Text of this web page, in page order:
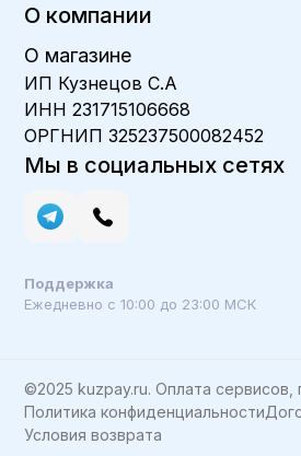
О компании
О магазине
ИП Кузнецов С.А
ИНН 231715106668
ОРГНИП 325237500082452
Мы в социальных сетях
Поддержка
Ежедневно с 10:00 до 23:00 МСК
©2025 kuzpay.ru. Оплата сервисов,
Политика конфиденциальности
Условия возврата